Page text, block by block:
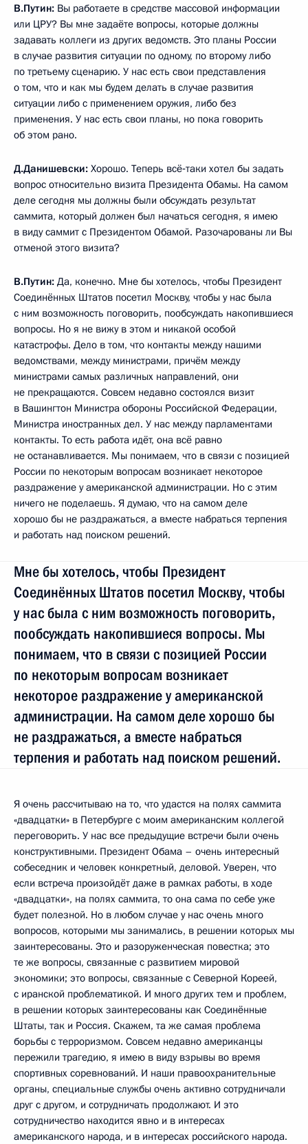
В.Путин: Вы работаете в средстве массовой информации
или ЦРУ? Вы мне задаёте вопросы, которые должны
задавать коллеги из других ведомств. Это планы России
в случае развития ситуации по одному, по второму либо
по третьему сценарию. У нас есть свои представления
о том, что и как мы будем делать в случае развития
ситуации либо с применением оружия, либо без
применения. У нас есть свои планы, но пока говорить
об этом рано.
Д.Данишевски: Хорошо. Теперь всё‑таки хотел бы задать
вопрос относительно визита Президента Обамы. На самом
деле сегодня мы должны были обсуждать результат
саммита, который должен был начаться сегодня, я имею
в виду саммит с Президентом Обамой. Разочарованы ли Вы
отменой этого визита?
В.Путин: Да, конечно. Мне бы хотелось, чтобы Президент
Соединённых Штатов посетил Москву, чтобы у нас была
с ним возможность поговорить, пообсуждать накопившиеся
вопросы. Но я не вижу в этом и никакой особой
катастрофы. Дело в том, что контакты между нашими
ведомствами, между министрами, причём между
министрами самых различных направлений, они
не прекращаются. Совсем недавно состоялся визит
в Вашингтон Министра обороны Российской Федерации,
Министра иностранных дел. У нас между парламентами
контакты. То есть работа идёт, она всё равно
не останавливается. Мы понимаем, что в связи с позицией
России по некоторым вопросам возникает некоторое
раздражение у американской администрации. Но с этим
ничего не поделаешь. Я думаю, что на самом деле
хорошо бы не раздражаться, а вместе набраться терпения
и работать над поиском решений.
Мне бы хотелось, чтобы Президент
Соединённых Штатов посетил Москву, чтобы
у нас была с ним возможность поговорить,
пообсуждать накопившиеся вопросы. Мы
понимаем, что в связи с позицией России
по некоторым вопросам возникает
некоторое раздражение у американской
администрации. На самом деле хорошо бы
не раздражаться, а вместе набраться
терпения и работать над поиском решений.
Я очень рассчитываю на то, что удастся на полях саммита
«двадцатки» в Петербурге с моим американским коллегой
переговорить. У нас все предыдущие встречи были очень
конструктивными. Президент Обама – очень интересный
собеседник и человек конкретный, деловой. Уверен, что
если встреча произойдёт даже в рамках работы, в ходе
«двадцатки», на полях саммита, то она сама по себе уже
будет полезной. Но в любом случае у нас очень много
вопросов, которыми мы занимались, в решении которых мы
заинтересованы. Это и разоруженческая повестка; это
те же вопросы, связанные с развитием мировой
экономики; это вопросы, связанные с Северной Кореей,
с иранской проблематикой. И много других тем и проблем,
в решении которых заинтересованы как Соединённые
Штаты, так и Россия. Скажем, та же самая проблема
борьбы с терроризмом. Совсем недавно американцы
пережили трагедию, я имею в виду взрывы во время
спортивных соревнований. И наши правоохранительные
органы, специальные службы очень активно сотрудничали
друг с другом, и сотрудничать продолжают. И это
сотрудничество находится явно и в интересах
американского народа, и в интересах российского народа.